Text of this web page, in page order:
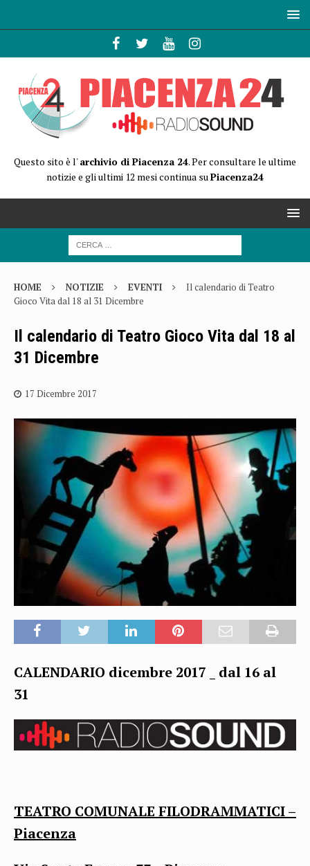
Questo sito è l'archivio di Piacenza 24. Per consultare le ultime
notizie e gli ultimi 12 mesi continua suPiacenza24
HOME NOTIZIE EVENTI
Il calendario di Teatro
Gioco Vita dal 18 al 31 Dicembre
Il calendario di Teatro Gioco Vita dal 18 al
31 Dicembre
17 Dicembre 2017
CALENDARIO dicembre 2017 _ dal 16 al
31
TEATRO COMUNALE FILODRAMMATICI –
Piacenza